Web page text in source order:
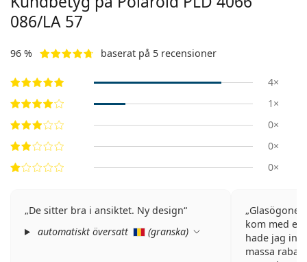
086/LA 57
96 % baserat på 5 recensioner
4×
1×
0×
0×
0×
De sitter bra i ansiktet. Ny design
automatiskt översatt
(granska)
kom med
hade jag
massa